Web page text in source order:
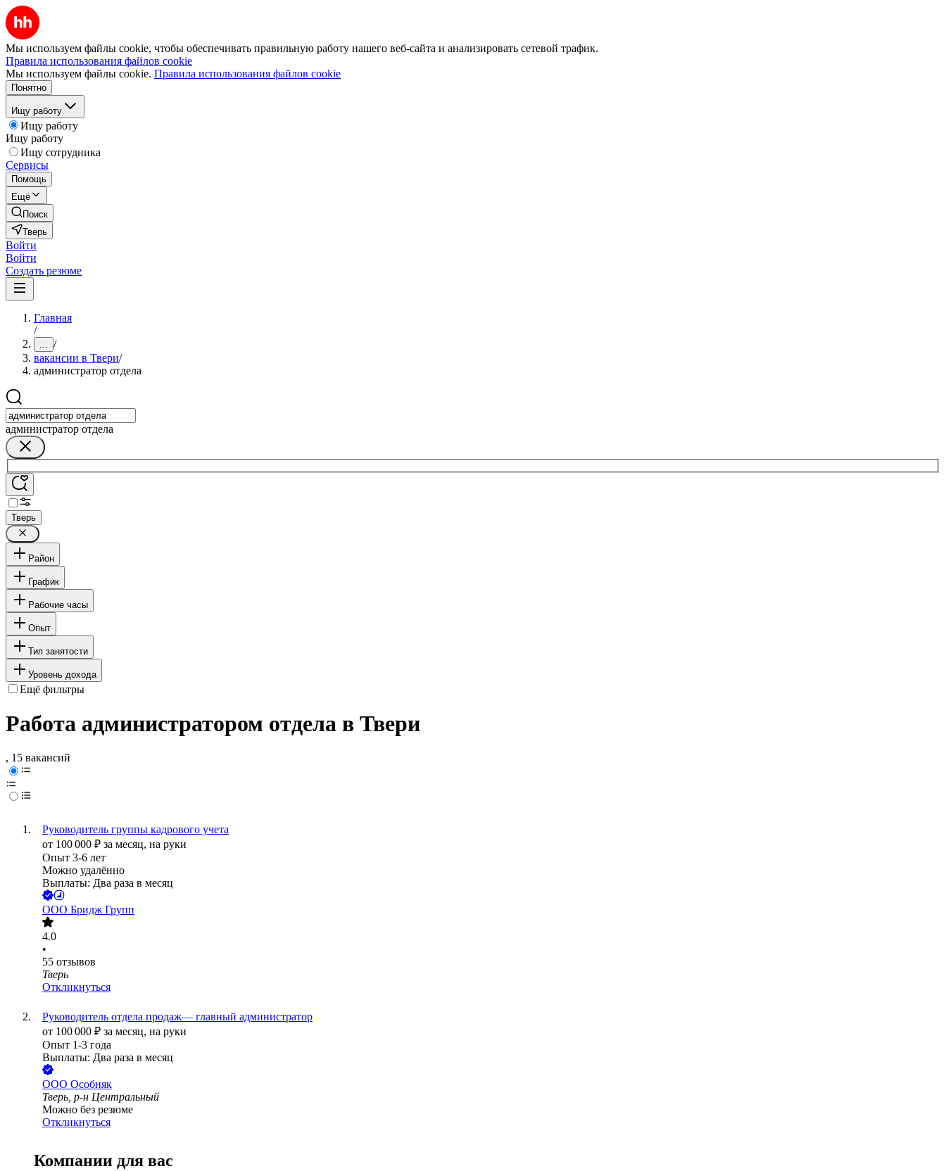
Мы используем файлы cookie, чтобы обеспечивать правильную работу нашего веб-сайта и анализировать сетевой трафик.
Правила использования файлов cookie
Мы используем файлы cookie. Правила использования файлов cookie
Понятно
Ищу работу
Ищу работу
Ищу работу
Ищу сотрудника
Сервисы
Помощь
Ещё
Поиск
Тверь
Войти
Войти
Создать резюме
Главная
/
... /
вакансии в Твери/
администратор отдела
администратор отдела
Тверь
Район
График
Рабочие часы
Опыт
Тип занятости
Уровень дохода
Ещё фильтры
Работа администратором отдела в Твери
, 15 вакансий
Руководитель группы кадрового учета
от 100 000 ₽ за месяц, на руки
Опыт 3-6 лет
Можно удалённо
Выплаты: Два раза в месяц
ООО Бридж Групп
4.0
•
55 отзывов
Тверь
Откликнуться
Руководитель отдела продаж— главный администратор
от 100 000 ₽ за месяц, на руки
Опыт 1-3 года
Выплаты: Два раза в месяц
ООО Особняк
Тверь, р-н Центральный
Можно без резюме
Откликнуться
Компании для вас